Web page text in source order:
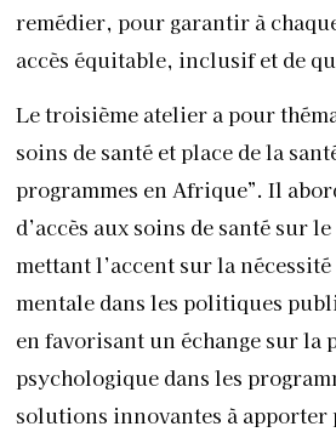
remédier, pour garantir à
accès équitable, inclusif et de
Le troisième atelier a pour
soins de santé et place de la
programmes en Afrique”. Il
d’accès aux soins de santé sur
mettant l’accent sur la
mentale dans les politiques
en favorisant un échange sur la
psychologique dans les
solutions innovantes à apporter